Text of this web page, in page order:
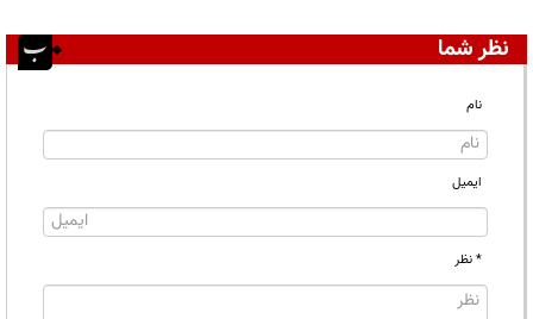
نظر شما
نام
ایمیل
* نظر